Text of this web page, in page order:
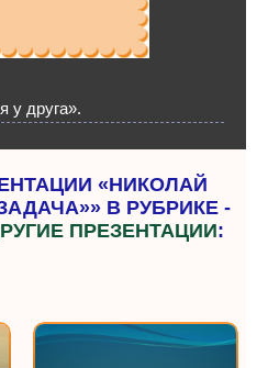
у друга».
«НИКОЛАЙ
В РУБРИКЕ -
ПРЕЗЕНТАЦИИ: